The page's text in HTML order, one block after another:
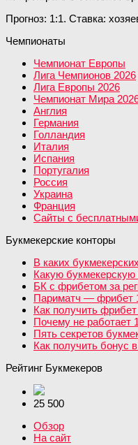
Прогноз: 1:1. Ставка:
Чемпионаты
Чемпионат Европы
Лига Чемпионов 2026
Лига Европы 2026
Чемпионат Мира
Англия
Германия
Голландия
Италия
Испания
Португалия
Россия
Украина
Франция
Сайты с
Букмекерские конторы
В каких
Какую
БК с фрибетом за
Париматч — фрибет
Как получить
Почему не работает
Пять секретов
Как получить бонус
Рейтинг Букмекеров
25 500
Обзор
На сайт